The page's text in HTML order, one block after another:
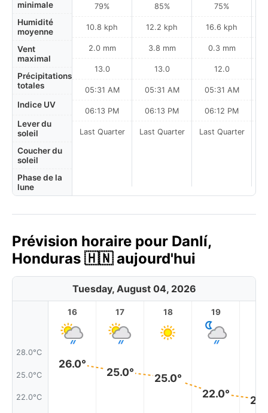
minimale
Humidité
moyenne
Vent
maximal
Précipitations
totales
Indice UV
Lever du
soleil
Coucher du
soleil
Phase de la
lune
79%
10.8 kph
2.0 mm
13.0
05:31 AM
06:13 PM
Last Quarter
85%
12.2 kph
3.8 mm
13.0
05:31 AM
06:13 PM
Last Quarter
75%
16.6 kph
0.3 mm
12.0
05:31 AM
06:12 PM
Last Quarter
Prévision horaire pour Danlí,
Honduras 🇭🇳 aujourd'hui
Tuesday, August 04, 2026
28.0°C
25.0°C
22.0°C
16
26.0°
17
25.0°
18
25.0°
19
22.0°